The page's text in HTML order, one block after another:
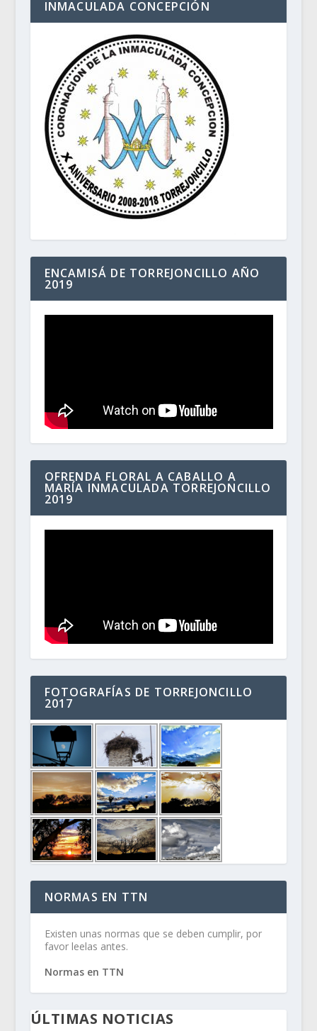
INMACULADA CONCEPCIÓN
ENCAMISÁ DE TORREJONCILLO AÑO
2019
OFRENDA FLORAL A CABALLO A
MARÍA INMACULADA TORREJONCILLO
2019
FOTOGRAFÍAS DE TORREJONCILLO
2017
NORMAS EN TTN
Existen unas normas que se deben cumplir, por
favor leelas antes.
Normas en TTN
ÚLTIMAS NOTICIAS